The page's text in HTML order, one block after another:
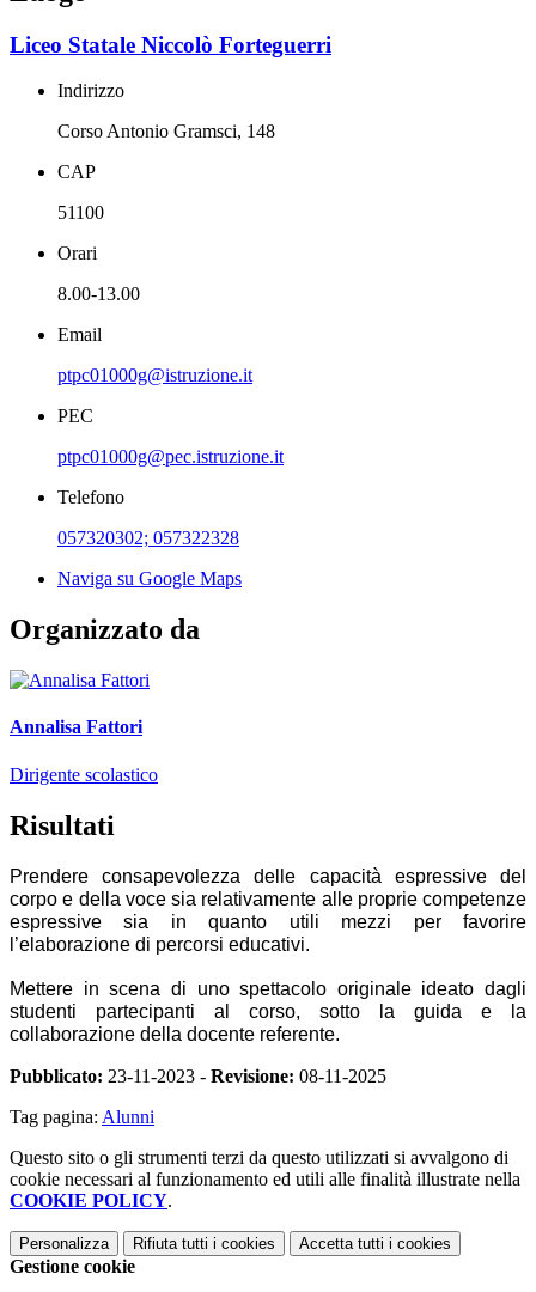
Liceo Statale Niccolò Forteguerri
Indirizzo
Corso Antonio Gramsci, 148
CAP
51100
Orari
8.00-13.00
Email
ptpc01000g@istruzione.it
PEC
ptpc01000g@pec.istruzione.it
Telefono
057320302; 057322328
Naviga su Google Maps
Organizzato da
Annalisa Fattori
Dirigente scolastico
Risultati
Prendere consapevolezza delle capacità espressive del
corpo e della voce sia relativamente alle proprie competenze
espressive sia in quanto utili mezzi per favorire
l’elaborazione di percorsi educativi.
Mettere in scena di uno spettacolo originale ideato dagli
studenti partecipanti al corso, sotto la guida e la
collaborazione della docente referente.
Pubblicato: 23-11-2023 - Revisione: 08-11-2025
Tag pagina: Alunni
Questo sito o gli strumenti terzi da questo utilizzati si avvalgono di
cookie necessari al funzionamento ed utili alle finalità illustrate nella
COOKIE POLICY.
Personalizza Rifiuta tutti i cookies Accetta tutti i cookies
Gestione cookie